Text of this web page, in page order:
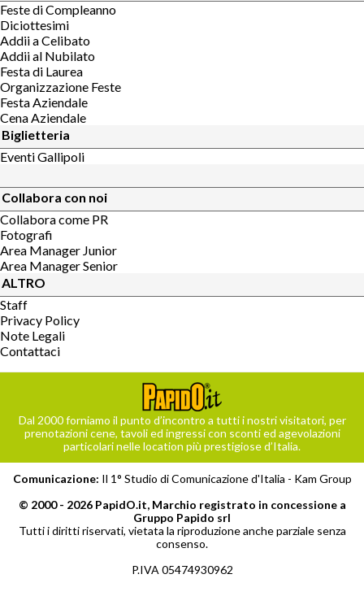
Feste di Compleanno
Diciottesimi
Addii a Celibato
Addii al Nubilato
Festa di Laurea
Organizzazione Feste
Festa Aziendale
Cena Aziendale
Biglietteria
Eventi Gallipoli
Collabora con noi
Collabora come PR
Fotografi
Area Manager Junior
Area Manager Senior
ALTRO
Staff
Privacy Policy
Note Legali
Contattaci
Dal 2000 forniamo il punto d’incontro a tutti i nostri visitatori, per
prenotazioni cene, tavoli ed ingressi con sconti ed agevolazioni
particolari nelle location più prestigiose d’Italia.
Comunicazione: Il 1° Studio di Comunicazione d'Italia - Kam Group
© 2000 - 2026 PapidO.it, Marchio registrato in concessione a
Gruppo Papido srl
Tutti i diritti riservati, vietata la riproduzione anche parziale senza
consenso.
P.IVA 05474930962